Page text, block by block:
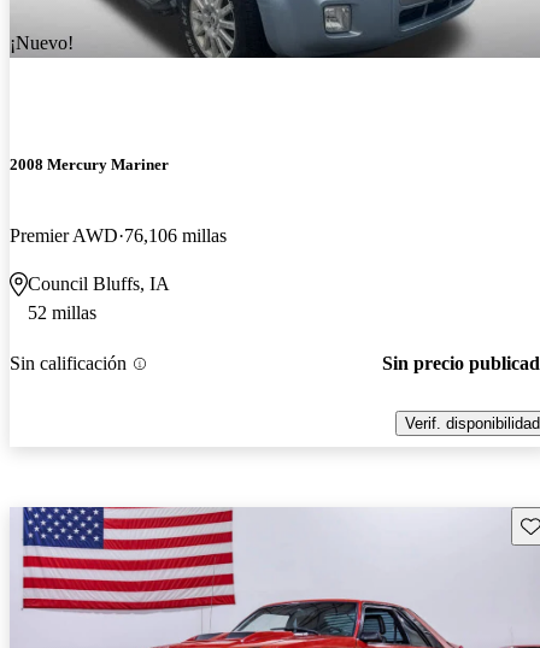
¡Nuevo!
2008 Mercury Mariner
Premier AWD 76,106 millas
Council Bluffs, IA
52 millas
Sin calificación Sin precio
Verif. disponibilidad